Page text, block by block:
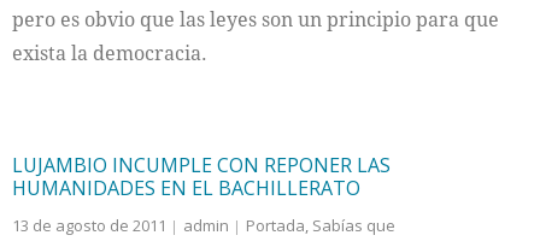
pero es obvio que las leyes son un principio para que
exista la democracia.
LUJAMBIO INCUMPLE CON REPONER LAS
HUMANIDADES EN EL BACHILLERATO
13 de agosto de 2011 admin Portada, Sabías que